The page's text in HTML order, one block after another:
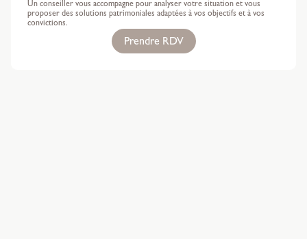
Un conseiller vous accompagne pour analyser votre situation et vous
proposer des solutions patrimoniales adaptées à vos objectifs et à vos
convictions.
Prendre RDV